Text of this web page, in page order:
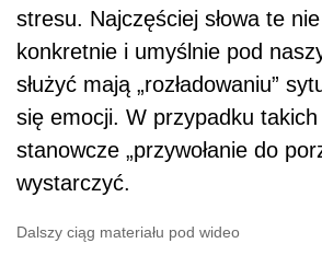
stresu. Najczęściej słowa te
konkretnie i umyślnie pod
służyć mają „rozładowaniu”
się emocji. W przypadku
stanowcze „przywołanie do
wystarczyć.
Dalszy ciąg materiału pod wideo